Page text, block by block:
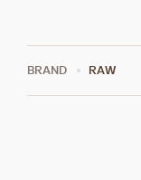
BRAND RAW